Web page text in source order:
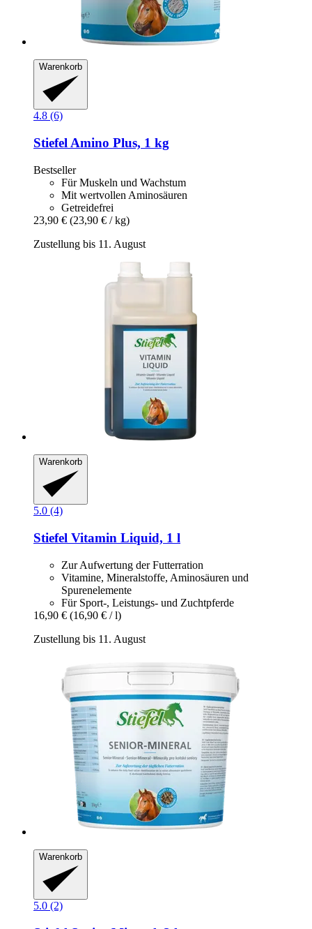
Warenkorb
4.8 (6)
Stiefel Amino Plus, 1 kg
Bestseller
Für Muskeln und Wachstum
Mit wertvollen Aminosäuren
Getreidefrei
23,90 € (23,90 € / kg)
Zustellung bis 11. August
Warenkorb
5.0 (4)
Stiefel Vitamin Liquid, 1 l
Zur Aufwertung der Futterration
Vitamine, Mineralstoffe, Aminosäuren und
Spurenelemente
Für Sport-, Leistungs- und Zuchtpferde
16,90 € (16,90 € / l)
Zustellung bis 11. August
Warenkorb
5.0 (2)